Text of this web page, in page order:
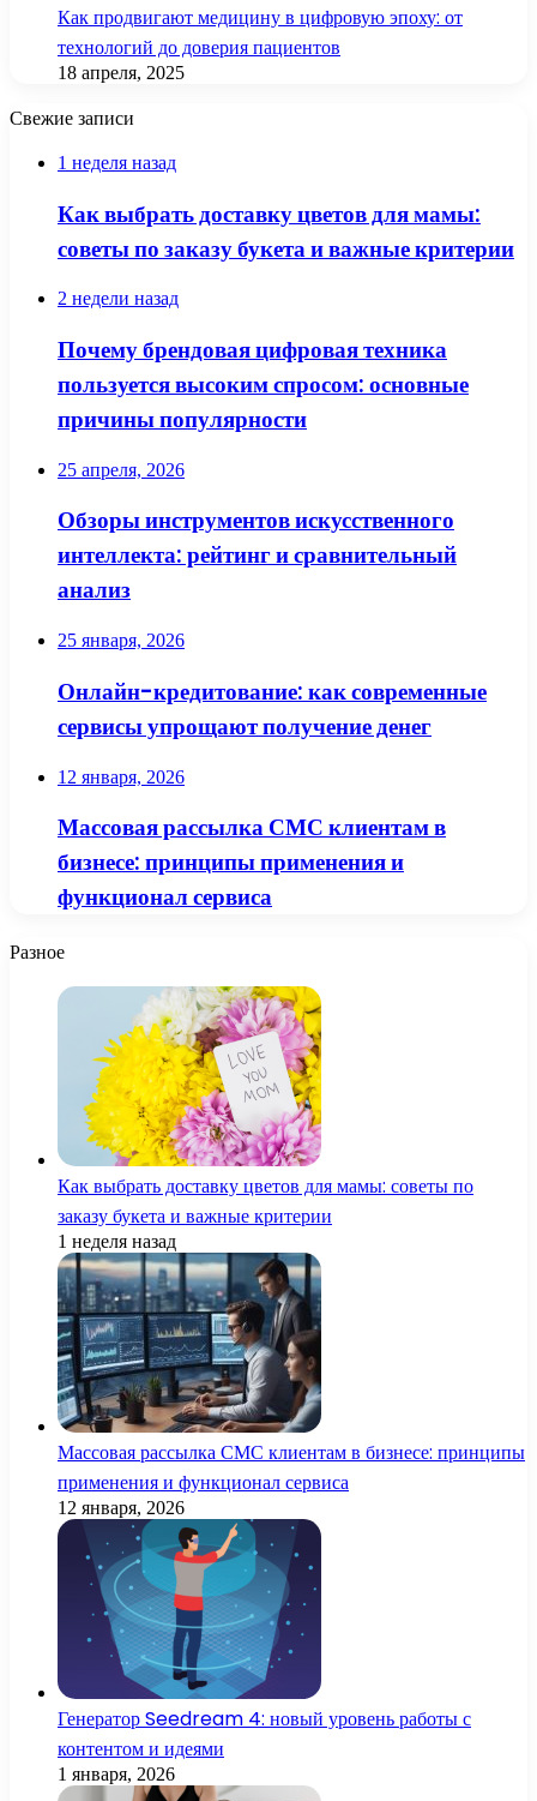
Как продвигают медицину в цифровую эпоху: от
технологий до доверия пациентов
18 апреля, 2025
Свежие записи
1 неделя назад
Как выбрать доставку цветов для мамы:
советы по заказу букета и важные критерии
2 недели назад
Почему брендовая цифровая техника
пользуется высоким спросом: основные
причины популярности
25 апреля, 2026
Обзоры инструментов искусственного
интеллекта: рейтинг и сравнительный
анализ
25 января, 2026
Онлайн-кредитование: как современные
сервисы упрощают получение денег
12 января, 2026
Массовая рассылка СМС клиентам в
бизнесе: принципы применения и
функционал сервиса
Разное
Как выбрать доставку цветов для мамы: советы по
заказу букета и важные критерии
1 неделя назад
Массовая рассылка СМС клиентам в бизнесе: принципы
применения и функционал сервиса
12 января, 2026
Генератор Seedream 4: новый уровень работы с
контентом и идеями
1 января, 2026